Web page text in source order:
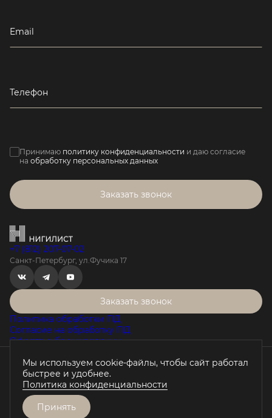
Email
Телефон
Принимаю политику конфиденциальности и даю согласие
на обработку персональных данных
Заказать звонок
+7 (812) 207-07-02
Санкт-Петербург, ул.Фучика 17
Заказать звонок
Политика обработки ПД
Согласие на обработку ПД
Оферта о бронировании
Проектная декларация на наш.дом.рф
Любая информация, представленная на данном сайте, носит
исключительно информационный характер, не является
публичной офертой, определяемой положениями статьи 437 ГК
РФ.
Мы используем cookie-файлы, чтобы сайт работал
быстрее и удобнее.
Политика конфиденциальности
Принять